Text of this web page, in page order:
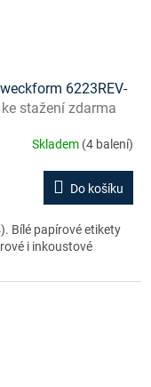
6223REV-
stažení zdarma
Skladem (4 balení)
Do košíku
Bílé papírové etikety
i inkoustové